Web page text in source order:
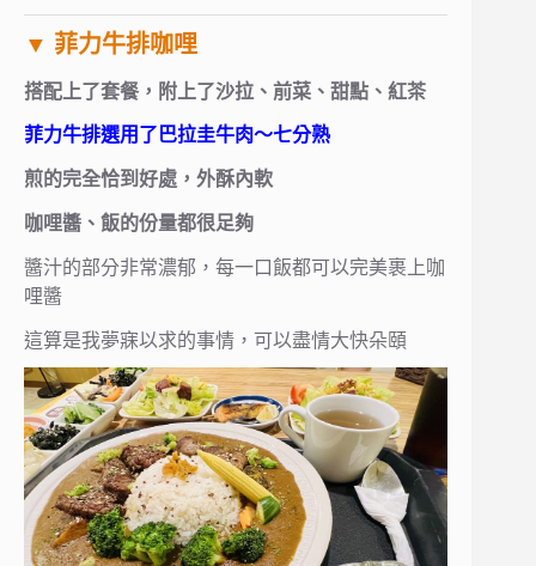
▼ 菲力牛排咖哩
搭配上了套餐，附上了沙拉、前菜、甜點、紅茶
菲力牛排選用了巴拉圭牛肉～七分熟
煎的完全恰到好處，外酥內軟
咖哩醬、飯的份量都很足夠
醬汁的部分非常濃郁，每一口飯都可以完美裹上咖
哩醬
這算是我夢寐以求的事情，可以盡情大快朵頤